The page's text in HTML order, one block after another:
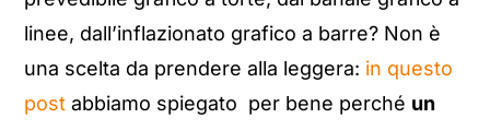
linee, dall’inflazionato grafico a barre? Non è
una scelta da prendere alla leggera: in questo
post abbiamo spiegato per bene perché un